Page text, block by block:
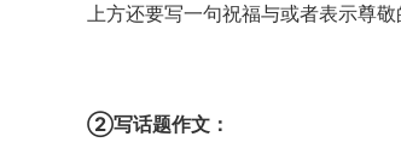
上方还要写一句祝福与或者表示尊
②写话题作文：